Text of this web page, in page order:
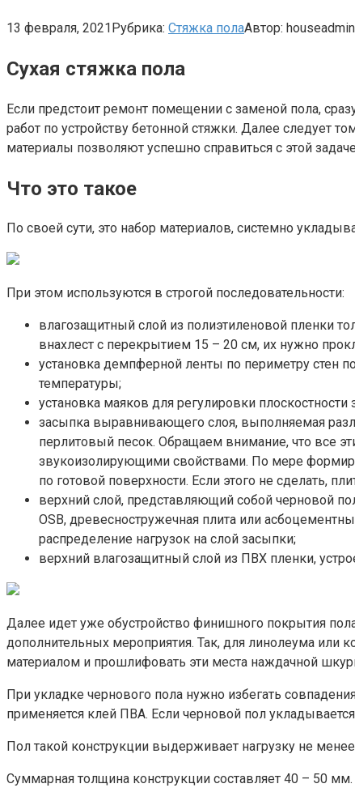
13 февраля, 2021Рубрика: Стяжка полаАвтор: houseadmin
Сухая стяжка пола
Если предстоит ремонт помещении с заменой пола,
работ по устройству бетонной стяжки. Далее следует
материалы позволяют успешно справиться с этой
Что это такое
По своей сути, это набор материалов, системно
При этом используются в строгой последовательности:
влагозащитный слой из полиэтиленовой пленки
внахлест с перекрытием 15 – 20 см, их нужно
установка демпферной ленты по периметру стен
температуры;
установка маяков для регулировки
засыпка выравнивающего слоя, выполняемая
перлитовый песок. Обращаем внимание, что все
звукоизолирующими свойствами. По мере
по готовой поверхности. Если этого не сделать,
верхний слой, представляющий собой черновой
OSB, древесностружечная плита или
распределение нагрузок на слой засыпки;
верхний влагозащитный слой из ПВХ пленки,
Далее идет уже обустройство финишного покрытия
дополнительных мероприятия. Так, для линолеума
материалом и прошлифовать эти места наждачной
При укладке чернового пола нужно избегать
применяется клей ПВА. Если черновой пол
Пол такой конструкции выдерживает нагрузку не
Суммарная толщина конструкции составляет 40 – 50 мм.